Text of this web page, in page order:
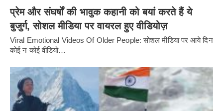
प्रेम और संघर्षों की भावुक कहानी को बयां करते हैं ये
बुजुर्ग, सोशल मीडिया पर वायरल हुए वीडियोज़
Viral Emotional Videos Of Older People: सोशल मीडिया पर आये दिन
कोई न कोई वीडियो…